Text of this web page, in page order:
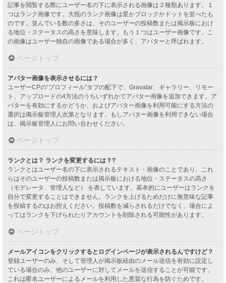
記事を閲覧する際にユーザー名の下に表示される画像は２種類あります。１
つはランク画像です。大抵のランク画像は星かブロックかドットを並べたも
のです。並んでいる数の多さは、そのユーザーの投稿数または掲示板におけ
る地位・ステータスの高さを意味します。もう１つはユーザー画像です。こ
の画像はユーザー独自の画像である場合が多く、アバターと呼ばれます。
ページトップ
アバター画像を表示させるには？
ユーザーCPの“プロフィール”タブの配下で、Gravatar、ギャラリー、リモー
ト、アップロードの4方法のうちいずれかでアバター画像を追加できます。ア
バターを有効にするかどうか、およびアバター画像を利用可能にする方法の
選択は掲示板管理人次第となります。もしアバター画像を利用できない場合
は、掲示板管理人にお問い合わせください。
ページトップ
ランクとは？ ランクを変更するには？?
ランクとはユーザー名の下に表示されるテキスト・画像のことであり、これ
らはそのユーザーの投稿数または掲示板における地位・ステータスの高さ
（モデレータ、管理人など） を表しています。基本的にユーザーはランクを
自分で変更することはできません。ランクを上げるためだけに無意味な記事
を投稿するのはお控えください。投稿数を減らされるだけでなく、場合によ
ってはランクを下げられたりアカウントを削除される可能性があります。
ページトップ
メールアイコンをクリックするとログインページが表示されるんですけど？
登録ユーザーのみ、そして管理人が掲示板経由のメール送信を有効に設定し
ている場合のみ、他のユーザーに対してメールを送信することが可能です。
これは匿名ユーザーによるメールを利用した悪質な行為を防ぐためです。